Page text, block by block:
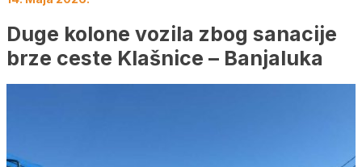
Duge kolone vozila zbog sanacije
brze ceste Klašnice – Banjaluka